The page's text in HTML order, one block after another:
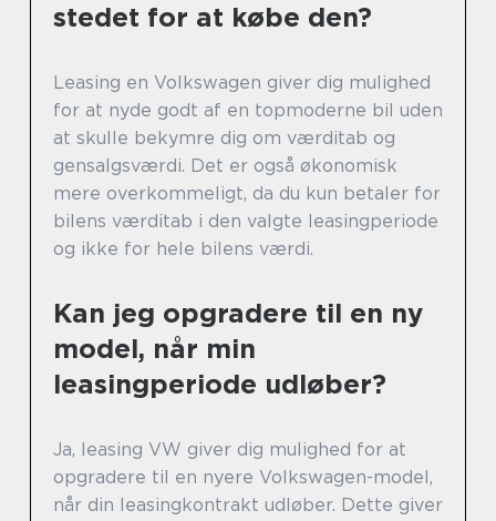
stedet for at købe den?
Leasing en Volkswagen giver dig mulighed
for at nyde godt af en topmoderne bil uden
at skulle bekymre dig om værditab og
gensalgsværdi. Det er også økonomisk
mere overkommeligt, da du kun betaler for
bilens værditab i den valgte leasingperiode
og ikke for hele bilens værdi.
Kan jeg opgradere til en ny
model, når min
leasingperiode udløber?
Ja, leasing VW giver dig mulighed for at
opgradere til en nyere Volkswagen-model,
når din leasingkontrakt udløber. Dette giver